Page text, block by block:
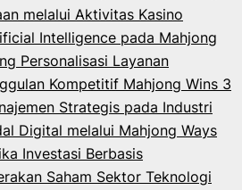
melalui Aktivitas Kasino
Intelligence pada Mahjong
Personalisasi Layanan
Kompetitif Mahjong Wins 3
Strategis pada Industri
Digital melalui Mahjong Ways
Investasi Berbasis
Saham Sektor Teknologi